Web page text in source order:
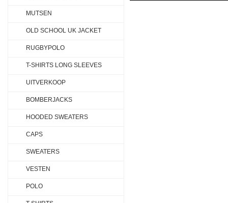
MUTSEN
OLD SCHOOL UK JACKET
RUGBYPOLO
T-SHIRTS LONG SLEEVES
UITVERKOOP
BOMBERJACKS
HOODED SWEATERS
CAPS
SWEATERS
VESTEN
POLO